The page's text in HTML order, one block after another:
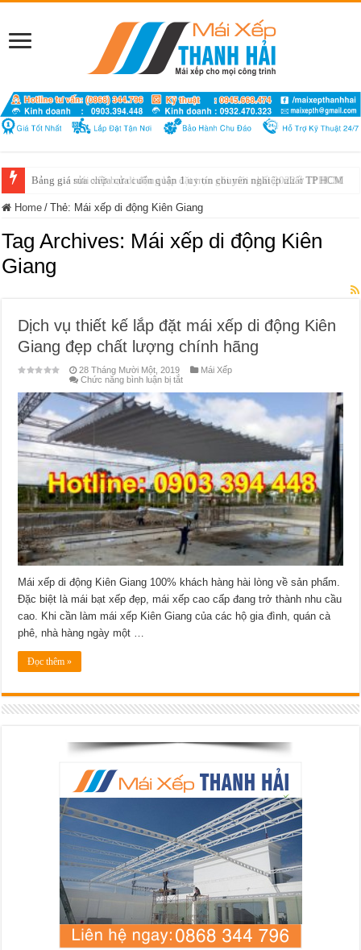
Bảng giá sửa chữa cửa cuốn quận 1 uy tín chuyên nghiệp nhất TP HCM
Home / Thẻ: Mái xếp di động Kiên Giang
Tag Archives: Mái xếp di động Kiên
Giang
Dịch vụ thiết kế lắp đặt mái xếp di động Kiên
Giang đẹp chất lượng chính hãng
28 Tháng Mười Một, 2019
Mái Xếp
Chức năng bình luận bị tắtở
vụ
thiết
kế
lắp
di
động
Kiên
Giang
đẹp
chất
lượng
chính
hãng
Mái xếp di động Kiên Giang 100% khách hàng hài lòng về sản phẩm.
Đặc biệt là mái bạt xếp đẹp, mái xếp cao cấp đang trở thành nhu cầu
cao. Khi cần làm mái xếp Kiên Giang của các hộ gia đình, quán cà
phê, nhà hàng ngày một …
Đọc thêm »